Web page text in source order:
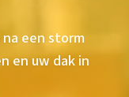
een storm
en uw dak in